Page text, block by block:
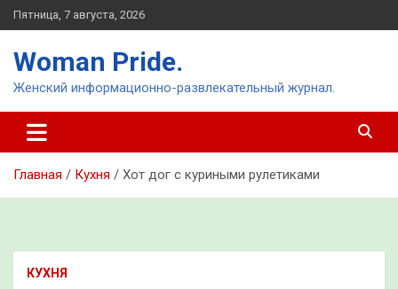
Перейти
к
Пятница, 7 августа, 2026
Woman Pride.
Женский информационно-развлекательный журнал.
Главная Кухня Хот дог с куриными рулетиками
КУХНЯ